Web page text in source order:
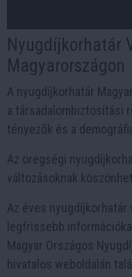
Nyugdíjkorhatár
Magyarországon
A nyugdíjkorhatár
a társadalombiztosítási
tényezők és a
Az öregségi
változásoknak
Az éves
legfrissebb
Magyar Országos
hivatalos weboldalán